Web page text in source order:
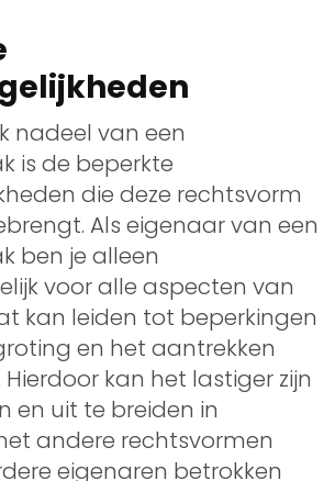
nadeel van een
is de beperkte
die deze rechtsvorm
Als eigenaar van een
ben je alleen
voor alle aspecten van
kan leiden tot beperkingen
en het aantrekken
kan het lastiger zijn
en uit te breiden in
andere rechtsvormen
eigenaren betrokken